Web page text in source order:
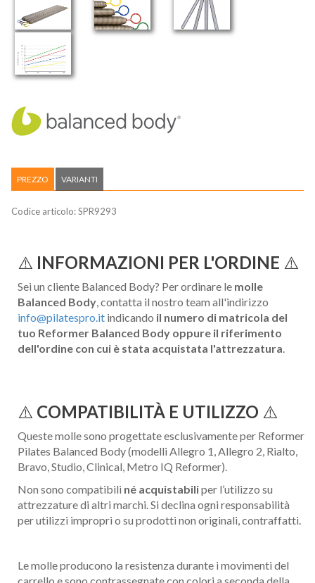
PREZZO VARIANTI
Codice articolo:SPR9293
⚠️ INFORMAZIONI PER L'ORDINE ⚠️
Sei un cliente Balanced Body? Per ordinare le molle
Balanced Body, contatta il nostro team all'indirizzo
info@pilatespro.it indicando il numero di matricola del
tuo Reformer Balanced Body oppure il riferimento
dell'ordine con cui è stata acquistata l'attrezzatura.
⚠️ COMPATIBILITÀ E UTILIZZO ⚠️
Queste molle sono progettate esclusivamente per Reformer
Pilates Balanced Body (modelli Allegro 1, Allegro 2, Rialto,
Bravo, Studio, Clinical, Metro IQ Reformer).
Non sono compatibili né acquistabiliper l’utilizzo su
attrezzature di altri marchi. Si declina ogni responsabilità
per utilizzi impropri o su prodotti non originali, contraffatti.
Le molle producono la resistenza durante i movimenti del